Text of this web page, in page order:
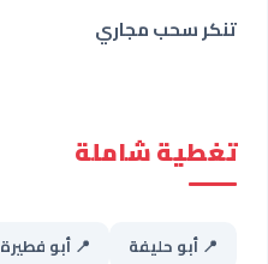
تنكر سحب مجاري
تغطية شاملة
📍 أبو حليفة 📍 أبو فطيرة